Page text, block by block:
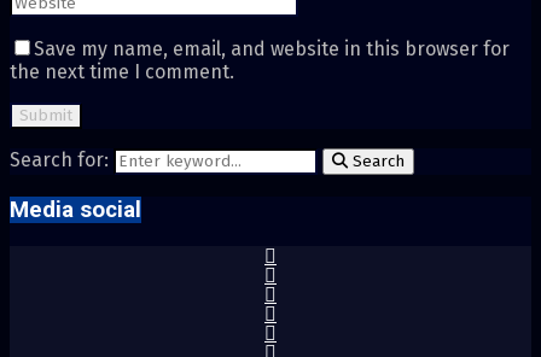
Save my name, email, and website in this browser for
the next time I comment.
Search for: Search
Media social